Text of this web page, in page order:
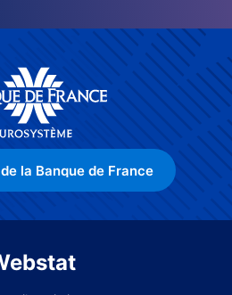
la Banque de France